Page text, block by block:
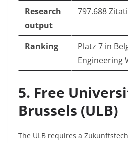
Research
output
797.688
Ranking
Platz 7 in
Engineering
5. Free
Brussels (ULB)
The ULB requires a